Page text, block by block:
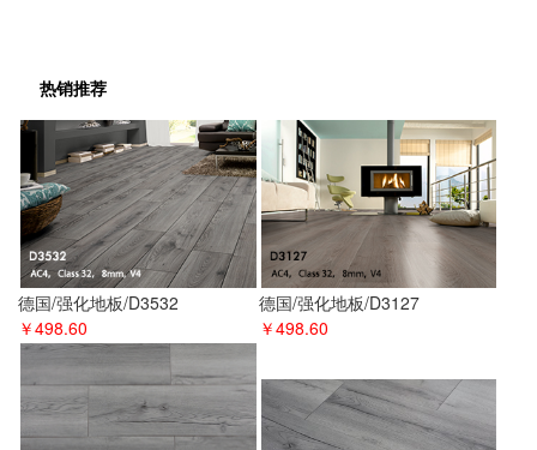
热销推荐
德国/强化地板/D3532
￥498.60
德国/强化地板/D3127
￥498.60